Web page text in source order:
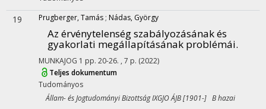
19 Prugberger, Tamás ; Nádas, György
Az érvénytelenség szabályozásának és
gyakorlati megállapításának problémái.
MUNKAJOG 1 pp. 20-26. , 7 p. (2022)
Teljes dokumentum
Tudományos
Állam- és Jogtudományi Bizottság IXGJO ÁJB [1901-] B hazai